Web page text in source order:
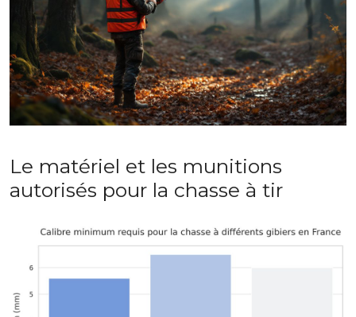
Le matériel et les munitions
autorisés pour la chasse à tir